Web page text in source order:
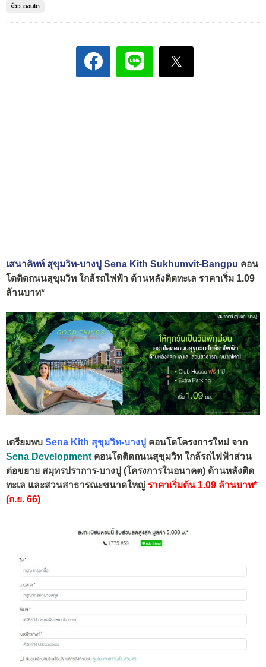
รีวิว คอนโด
เสนาคิทท์ สุขุมวิท-บางปู Sena Kith Sukhumvit-Bangpu คอน
โดติดถนนสุขุมวิท ใกล้รถไฟฟ้า ด้านหลังติดทะเล ราคาเริ่ม 1.09
ล้านบาท*
เตรียมพบ Sena Kith สุขุมวิท-บางปู คอนโดโครงการใหม่ จาก
Sena Development คอนโดติดถนนสุขุมวิท ใกล้รถไฟฟ้าส่วน
ต่อขยาย สมุทรปราการ-บางปู (โครงการในอนาคต) ด้านหลังติด
ทะเล และสวนสาธารณะขนาดใหญ่ ราคาเริ่มต้น 1.09 ล้านบาท*
(ก.ย. 66)